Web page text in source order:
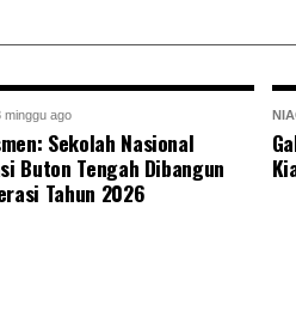
minggu ago
Sekolah Nasional
Buton Tengah Dibangun
Tahun 2026